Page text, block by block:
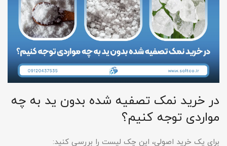
در خرید نمک تصفیه شده بدون ید به چه
مواردی توجه کنیم؟
برای یک خرید اصولی، این چک لیست را بررسی کنید: